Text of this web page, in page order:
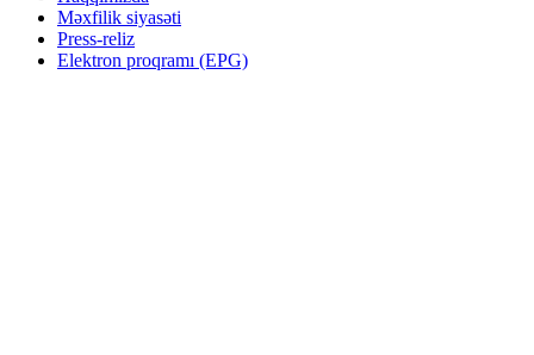
Məxfilik siyasəti
Press-reliz
Elektron proqramı (EPG)